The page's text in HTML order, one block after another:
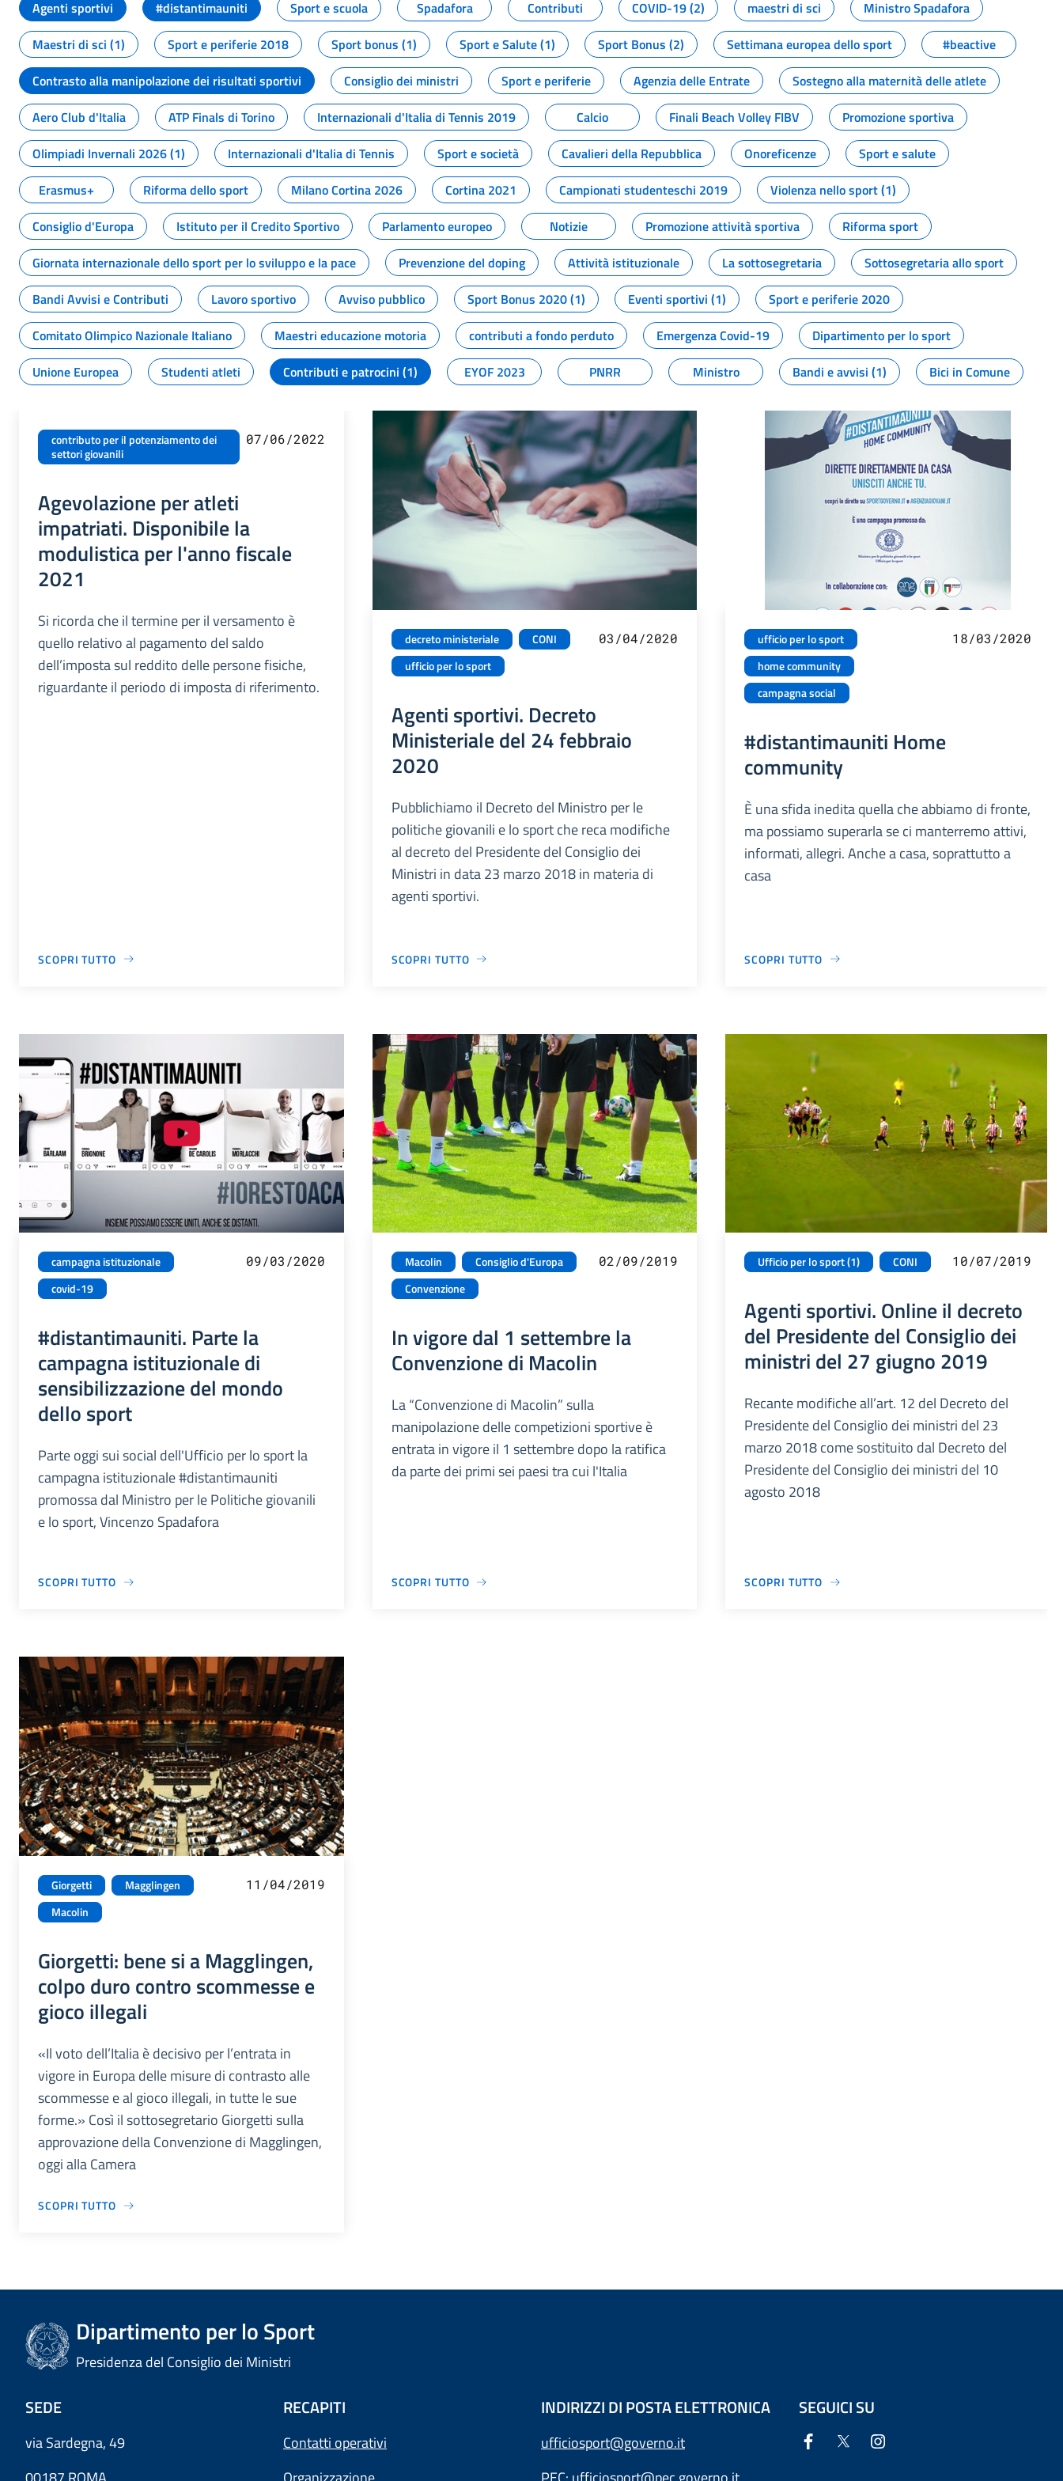
Agenti sportivi
#distantimauniti Sport e scuola Spadafora Contributi COVID-19 (2) maestri di sci
Ministro Spadafora
Maestri di sci (1)
Sport e periferie 2018 Sport bonus (1) Sport e Salute (1) Sport Bonus (2) Settimana europea dello sport
#beactive
Contrasto alla manipolazione dei risultati sportivi
Consiglio dei ministri Sport e periferie Agenzia delle Entrate
Sostegno alla maternità delle atlete
Aero Club d'Italia
ATP Finals di Torino Internazionali d'Italia di Tennis 2019 Calcio Finali Beach Volley FIBV
Promozione sportiva
Olimpiadi Invernali 2026 (1)
Internazionali d'Italia di Tennis Sport e società Cavalieri della Repubblica Onoreficenze
Sport e salute
Erasmus+
Riforma dello sport Milano Cortina 2026 Cortina 2021 Campionati studenteschi 2019
Violenza nello sport (1)
Consiglio d'Europa
Istituto per il Credito Sportivo Parlamento europeo Notizie Promozione attività sportiva
Riforma sport
Giornata internazionale dello sport per lo sviluppo e la pace
Prevenzione del doping Attività istituzionale La sottosegretaria
Sottosegretaria allo sport
Bandi Avvisi e Contributi
Lavoro sportivo Avviso pubblico Sport Bonus 2020 (1) Eventi sportivi (1)
Sport e periferie 2020
Comitato Olimpico Nazionale Italiano
Maestri educazione motoria contributi a fondo perduto Emergenza Covid-19
Dipartimento per lo sport
Unione Europea
Studenti atleti Contributi e patrocini (1) EYOF 2023 PNRR Ministro Bandi e avvisi (1) Bici in Comune
contributo per il potenziamento dei
settori giovanili
07/06/2022
Agevolazione per atleti
impatriati. Disponibile la
modulistica per l'anno fiscale
2021
Si ricorda che il termine per il versamento è
quello relativo al pagamento del saldo
dell’imposta sul reddito delle persone fisiche,
riguardante il periodo di imposta di riferimento.
SCOPRI TUTTO
decreto ministeriale
CONI
ufficio per lo sport
03/04/2020
Agenti sportivi. Decreto
Ministeriale del 24 febbraio
2020
Pubblichiamo il Decreto del Ministro per le
politiche giovanili e lo sport che reca modifiche
al decreto del Presidente del Consiglio dei
Ministri in data 23 marzo 2018 in materia di
agenti sportivi.
SCOPRI TUTTO
ufficio per lo sport
home community
campagna social
18/03/2020
#distantimauniti Home
community
È una sfida inedita quella che abbiamo di fronte,
ma possiamo superarla se ci manterremo attivi,
informati, allegri. Anche a casa, soprattutto a
casa
SCOPRI TUTTO
campagna istituzionale
covid-19
09/03/2020
#distantimauniti. Parte la
campagna istituzionale di
sensibilizzazione del mondo
dello sport
Parte oggi sui social dell'Ufficio per lo sport la
campagna istituzionale #distantimauniti
promossa dal Ministro per le Politiche giovanili
e lo sport, Vincenzo Spadafora
SCOPRI TUTTO
Macolin
Consiglio d'Europa
Convenzione
02/09/2019
In vigore dal 1 settembre la
Convenzione di Macolin
La “Convenzione di Macolin” sulla
manipolazione delle competizioni sportive è
entrata in vigore il 1 settembre dopo la ratifica
da parte dei primi sei paesi tra cui l'Italia
SCOPRI TUTTO
Ufficio per lo sport (1) CONI 10/07/2019
Agenti sportivi. Online il decreto
del Presidente del Consiglio dei
ministri del 27 giugno 2019
Recante modifiche all’art. 12 del Decreto del
Presidente del Consiglio dei ministri del 23
marzo 2018 come sostituito dal Decreto del
Presidente del Consiglio dei ministri del 10
agosto 2018
SCOPRI TUTTO
Giorgetti
Magglingen
Macolin
11/04/2019
Giorgetti: bene si a Magglingen,
colpo duro contro scommesse e
gioco illegali
«Il voto dell’Italia è decisivo per l’entrata in
vigore in Europa delle misure di contrasto alle
scommesse e al gioco illegali, in tutte le sue
forme.» Così il sottosegretario Giorgetti sulla
approvazione della Convenzione di Magglingen,
oggi alla Camera
SCOPRI TUTTO
Dipartimento per lo Sport
Presidenza del Consiglio dei Ministri
SEDE
via Sardegna, 49
RECAPITI
Contatti operativi
INDIRIZZI DI POSTA ELETTRONICA
ufficiosport@governo.it
SEGUICI SU